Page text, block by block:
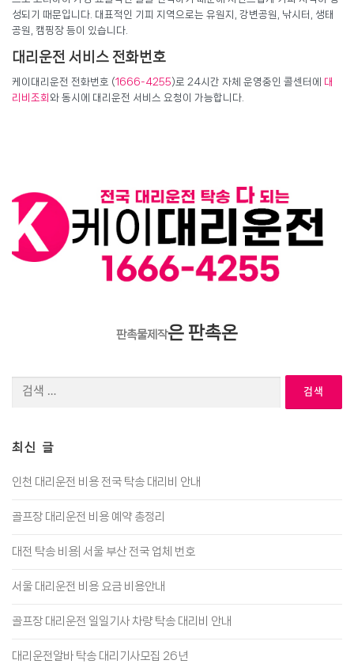
성되기 때문입니다. 대표적인 기피 지역으로는 유원지, 강변공원, 낚시터, 생태
공원, 캠핑장 등이 있습니다.
대리운전 서비스 전화번호
케이대리운전 전화번호 (1666-4255)로 24시간 자체 운영중인 콜센터에 대
리비조회 와 동시에 대리운전 서비스 요청이 가능합니다.
판촉물제작은 판촉온
최신 글
인천 대리운전 비용 전국 탁송 대리비 안내
골프장 대리운전 비용 예약 총정리
대전 탁송 비용| 서울 부산 전국 업체 번호
서울 대리운전 비용 요금 비용안내
골프장 대리운전 일일기사 차량 탁송 대리비 안내
대리운전알바 탁송 대리기사모집 26년